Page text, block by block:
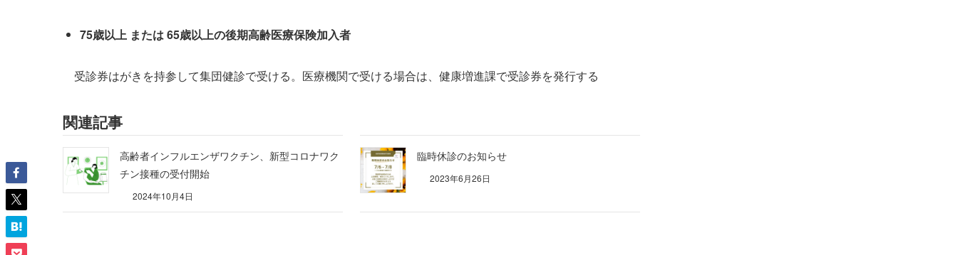
75歳以上 または 65歳以上の後期高齢医療保険加入者
受診券はがきを持参して集団健診で受ける。医療機関で受ける場合は、健康増進課で受診券を発行する
関連記事
高齢者インフルエンザワクチン、新型コロナワク
チン接種の受付開始
2024年10月4日
臨時休診のお知らせ
2023年6月26日